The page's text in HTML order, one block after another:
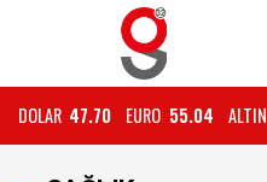
DOLAR 47.70 EURO 55.04 ALTIN